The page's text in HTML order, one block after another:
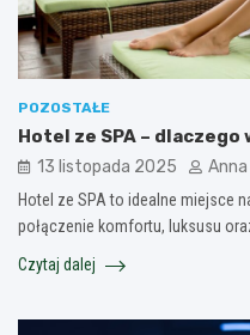
POZOSTAŁE
Hotel ze SPA –
13 listopada 2025
Hotel ze SPA to idealne miejsce
połączenie komfortu, luksusu
Czytaj dalej